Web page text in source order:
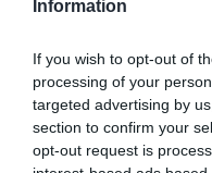
Information
If you wish to opt-out of
processing of your
targeted advertising by
section to confirm your
opt-out request is